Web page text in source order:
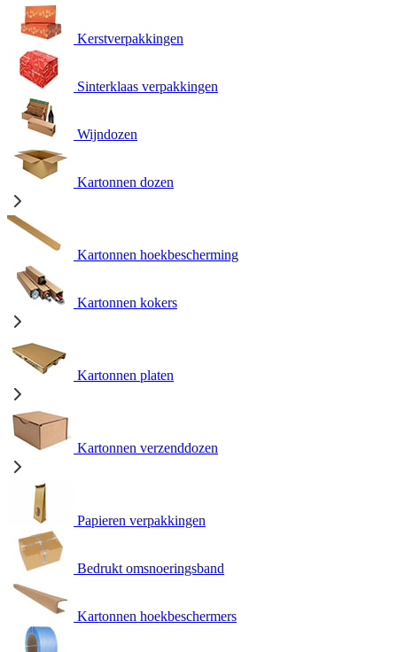
Kerstverpakkingen
Sinterklaas verpakkingen
Wijndozen
Kartonnen dozen
Kartonnen hoekbescherming
Kartonnen kokers
Kartonnen platen
Kartonnen verzenddozen
Papieren verpakkingen
Bedrukt omsnoeringsband
Kartonnen hoekbeschermers